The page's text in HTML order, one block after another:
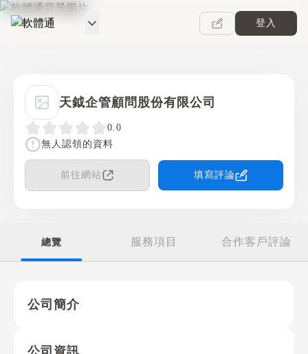
軟體通
登入
天鉞企管顧問股份有限公司
0.0
無人認領的資料
前往網站 填寫評論
總覽 服務項目 合作客戶評論
公司簡介
公司資訊